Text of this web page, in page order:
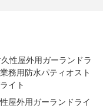
屋外用ガーランドライ